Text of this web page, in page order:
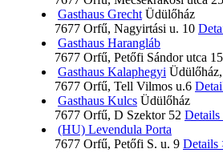
Gasthaus Grecht Üdülőház
7677 Orfű, Nagyirtási u. 10
Gasthaus Harangláb
7677 Orfű, Petőfi Sándor utca 15
Gasthaus Kalaphegyi
7677 Orfű, Tell Vilmos u.6
Gasthaus Kulcs Üdülőház
7677 Orfű, D Szektor 52 Details
(HU) Levendula Porta
7677 Orfű, Petőfi S. u. 9 Details